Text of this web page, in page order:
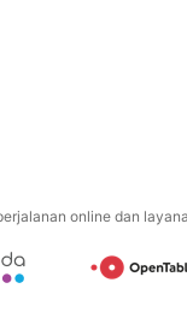
online dan